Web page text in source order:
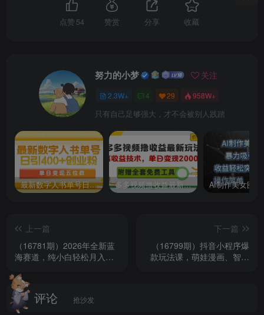
点赞 54 赞赏 分享 收藏
努力的小梦 关注
2.3W+ 4 29 958W+
只有自己足够强大，才不会被别人践踏
最新数字人书单号日400+创业粉，单日变现五位数，市面卖5980附软件和详… 多多视频撸收益最新玩法，高收益技术，单日变现2000+，附赠全套技术资料
上一篇
（16781期）2026年全新蓝
海赛道，纯小白轻松月入过
下一篇
（16799期）抖音小程序爆
款玩法课，萌娃漫画、智能
评论 抢沙发